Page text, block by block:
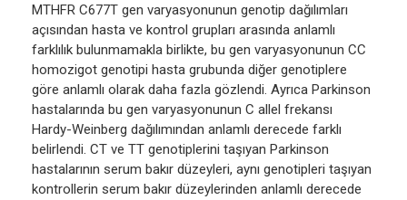
MTHFR C677T gen varyasyonunun genotip dağılımları
açısından hasta ve kontrol grupları arasında anlamlı
farklılık bulunmamakla birlikte, bu gen varyasyonunun CC
homozigot genotipi hasta grubunda diğer genotiplere
göre anlamlı olarak daha fazla gözlendi. Ayrıca Parkinson
hastalarında bu gen varyasyonunun C allel frekansı
Hardy-Weinberg dağılımından anlamlı derecede farklı
belirlendi. CT ve TT genotiplerini taşıyan Parkinson
hastalarının serum bakır düzeyleri, aynı genotipleri taşıyan
kontrollerin serum bakır düzeylerinden anlamlı derecede